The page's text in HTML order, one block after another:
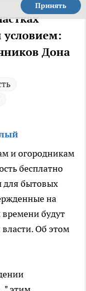
Принять
Дона
и огородникам
бесплатно
для бытовых
на
будут
Об этом